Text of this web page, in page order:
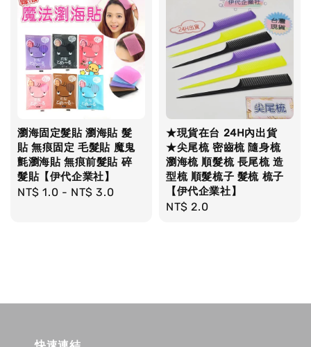
瀏海固定髮貼 瀏海貼 髮
貼 無痕固定 毛髮貼 魔鬼
氈瀏海貼 無痕前髮貼 碎
髮貼【伊代企業社】
Regular
NT$ 1.0 - NT$ 3.0
★現貨在台 24H內出貨
★尖尾梳 密齒梳 隨身梳
瀏海梳 順髮梳 長尾梳 造
型梳 順髮梳子 髮梳 梳子
【伊代企業社】
Regular
NT$ 2.0